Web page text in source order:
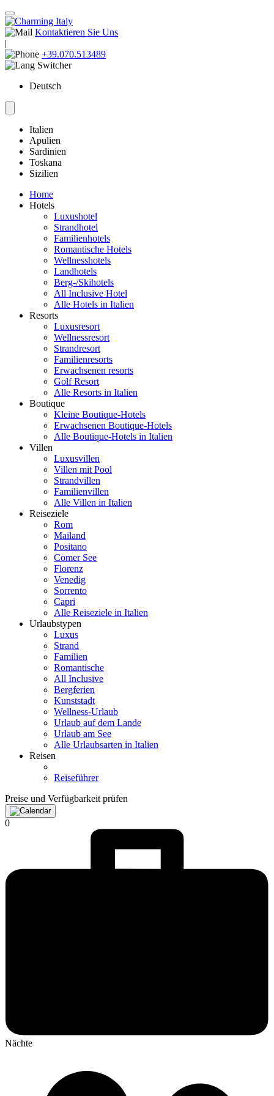
Kontaktieren Sie Uns
|
+39.070.513489
Deutsch
Italien
Apulien
Sardinien
Toskana
Sizilien
Home
Hotels
Luxushotel
Strandhotel
Familienhotels
Romantische Hotels
Wellnesshotels
Landhotels
Berg-/Skihotels
All Inclusive Hotel
Alle Hotels in Italien
Resorts
Luxusresort
Wellnessresort
Strandresort
Familienresorts
Erwachsenen resorts
Golf Resort
Alle Resorts in Italien
Boutique
Kleine Boutique-Hotels
Erwachsenen Boutique-Hotels
Alle Boutique-Hotels in Italien
Villen
Luxusvillen
Villen mit Pool
Strandvillen
Familienvillen
Alle Villen in Italien
Reiseziele
Rom
Mailand
Positano
Comer See
Florenz
Venedig
Sorrento
Capri
Alle Reiseziele in Italien
Urlaubstypen
Luxus
Strand
Familien
Romantische
All Inclusive
Bergferien
Kunststadt
Wellness-Urlaub
Urlaub auf dem Lande
Urlaub am See
Alle Urlaubsarten in Italien
Reisen
Reiseführer
Preise und Verfügbarkeit prüfen
0
Nächte